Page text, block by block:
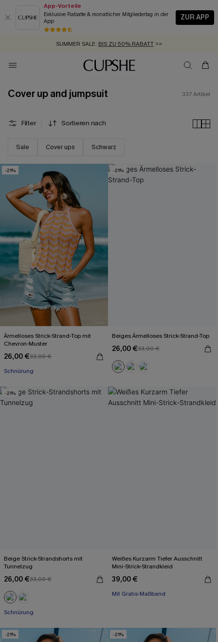
App-Vorteile
Exklusive Rabatte & monatlicher Mitgliedertag in der
App
ZUR APP
GRATIS MASSBAND MIT JEDEM SCHNELLVERSAND-ARTIKEL >>
SUMMER SALE:
ZUM NEWSLETTER:BIS ZU -20% EXTRA ERHALTEN
KOSTENLOSER VERSAND AB 89 €
Cover up and jumpsuit 337Artikel
Filter Sortieren nach
Sale Cover ups Schwarz
-21%
Ärmelloses Strick-Strand-Top mit
Chevron-Muster
26,00 €33,00 €
Schnürung
-21%
Beiges Ärmelloses Strick-Strand-Top
26,00 €33,00 €
-21%
Beige Strick-Strandshorts mit
Tunnelzug
26,00 €33,00 €
Schnürung
Weißes Kurzarm Tiefer Ausschnitt
Mini-Strick-Strandkleid
39,00 €
Mit Gratis-Maßband
-21% -21%